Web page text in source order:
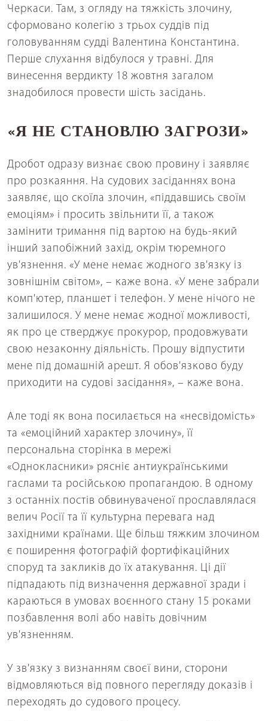
Черкаси. Там, з огляду на тяжкість злочину,
сформовано колегію з трьох суддів під
головуванням судді Валентина Константина.
Перше слухання відбулося у травні. Для
винесення вердикту 18 жовтня загалом
знадобилося провести шість засідань.
«Я НЕ СТАНОВЛЮ ЗАГРОЗИ»
Дробот одразу визнає свою провину і заявляє
про розкаяння. На судових засіданнях вона
заявляє, що скоїла злочин, «піддавшись своїм
емоціям» і просить звільнити її, а також
замінити тримання під вартою на будь-який
інший запобіжний захід, окрім тюремного
ув'язнення. «У мене немає жодного зв'язку із
зовнішнім світом», – каже вона. «У мене забрали
комп'ютер, планшет і телефон. У мене нічого не
залишилося. У мене немає жодної можливості,
як про це стверджує прокурор, продовжувати
свою незаконну діяльність. Прошу відпустити
мене під домашній арешт. Я обов'язково буду
приходити на судові засідання», – каже вона.
Але тоді як вона посилається на «несвідомість»
та «емоційний характер злочину», її
персональна сторінка в мережі
«Однокласники» рясніє антиукраїнськими
гаслами та російською пропагандою. В одному
з останніх постів обвинуваченої прославлялася
велич Росії та її культурна перевага над
західними країнами. Ще більш тяжким злочином
є поширення фотографій фортифікаційних
споруд та закликів до їх атакування. Ці дії
підпадають під визначення державної зради і
караються в умовах воєнного стану 15 роками
позбавлення волі або навіть довічним
ув'язненням.
У зв'язку з визнанням своєї вини, сторони
відмовляються від повного перегляду доказів і
переходять до судового процесу.